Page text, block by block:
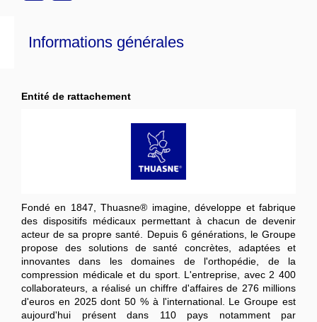
Informations générales
Entité de rattachement
Fondé en 1847, Thuasne® imagine, développe et fabrique
des dispositifs médicaux permettant à chacun de devenir
acteur de sa propre santé. Depuis 6 générations, le Groupe
propose des solutions de santé concrètes, adaptées et
innovantes dans les domaines de l'orthopédie, de la
compression médicale et du sport. L'entreprise, avec 2 400
collaborateurs, a réalisé un chiffre d'affaires de 276 millions
d'euros en 2025 dont 50 % à l'international. Le Groupe est
aujourd'hui présent dans 110 pays notamment par